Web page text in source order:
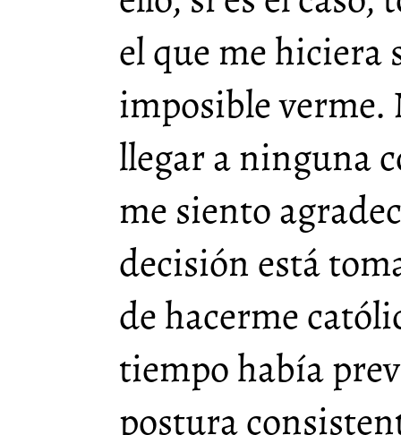
el que me hiciera
imposible verme.
llegar a ninguna
me siento
decisión está
de hacerme
tiempo había
postura